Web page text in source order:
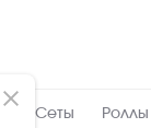
Сеты